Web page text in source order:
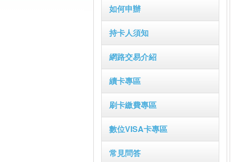
如何申辦
持卡人須知
網路交易介紹
續卡專區
刷卡繳費專區
數位VISA卡專區
常見問答